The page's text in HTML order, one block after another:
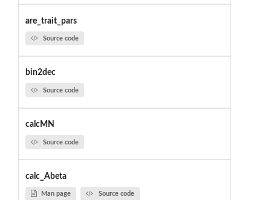
are_trait_pars
Source code
bin2dec
Source code
calcMN
Source code
calc_Abeta
Man page Source code